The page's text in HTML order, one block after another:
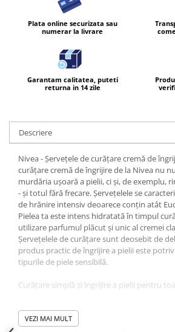
Plata online securizata sau
numerar la livrare
Garantam calitatea, puteti
returna in 14 zile
Descriere
Nivea - Șervețele de curățare cremă de
curățare cremă de îngrijire de la Nivea nu
murdăria ușoară a pielii, ci și, de exemplu,
- și totul fără frecare. Șervețelele se
de hrănire intensiv deoarece conțin atât
Pielea ta este intens hidratată în timpul
utilizare parfumul plăcut și unic al cremei
Șervețelele de curățare sunt deosebit de
produs practic de îngrijire a pielii este
tipurile de piele sensibilă.
Curățare simplă și îngrijire a pielii pentru
Poți beneficia de efectul de curățare intensă
profundă al șervețelelor de curățare pentru
VEZI MAI MULT